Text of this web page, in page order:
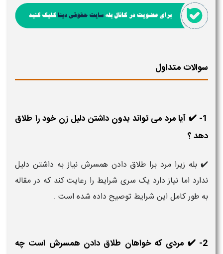
سوالات متداول
1- ✔️ آیا مرد می تواند بدون داشتن دلیل زن خود را طلاق
دهد ؟
✔️ بله زیرا مرد برا طلاق دادن همسرش نیاز به داشتن دلیل
ندارد اما نیاز دارد یک سری شرایط را رعایت کند که در مقاله
به طور کامل این شرایط توصیح داده شده است .
2- ✔️ مردی که خواهان طلاق دادن همسرش است چه